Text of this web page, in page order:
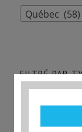
Québec (58)
FILTRÉ PAR
En ligne (1)
FORMATIONS